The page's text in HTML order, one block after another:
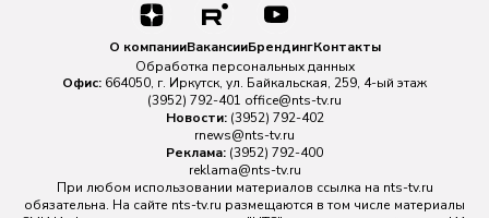
О компанииВакансииБрендингКонтакты
Обработка персональных данных
Офис: 664050, г. Иркутск, ул. Байкальская, 259, 4-ый этаж
(3952) 792-401 office@nts-tv.ru
Новости: (3952) 792-402
rnews@nts-tv.ru
Реклама: (3952) 792-400
reklama@nts-tv.ru
При любом использовании материалов ссылка на nts-tv.ru
обязательна. На сайте nts-tv.ru размещаются в том числе материалы